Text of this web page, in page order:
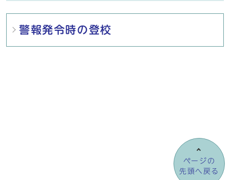
メインメニュー
警報発令時の登校
ページの
先頭へ戻る